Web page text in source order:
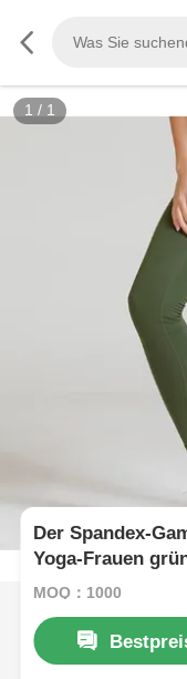
1 / 1
Der Spandex-
Yoga-Frauen
Taille
MOQ：1000